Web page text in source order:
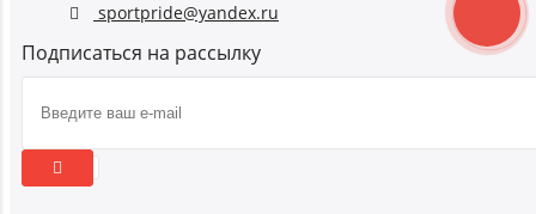
sportpride@yandex.ru
Подписаться на рассылку